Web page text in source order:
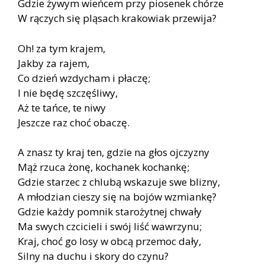
Gdzie żywym wieńcem przy piosenek chórze
W rączych się pląsach krakowiak przewija?
Oh! za tym krajem,
Jakby za rajem,
Co dzień wzdycham i płaczę;
I nie będę szczęśliwy,
Aż te tańce, te niwy
Jeszcze raz choć obaczę.
A znasz ty kraj ten, gdzie na głos ojczyzny
Mąż rzuca żonę, kochanek kochankę;
Gdzie starzec z chlubą wskazuje swe blizny,
A młodzian cieszy się na bojów wzmiankę?
Gdzie każdy pomnik starożytnej chwały
Ma swych czcicieli i swój liść wawrzynu;
Kraj, choć go losy w obcą przemoc dały,
Silny na duchu i skory do czynu?